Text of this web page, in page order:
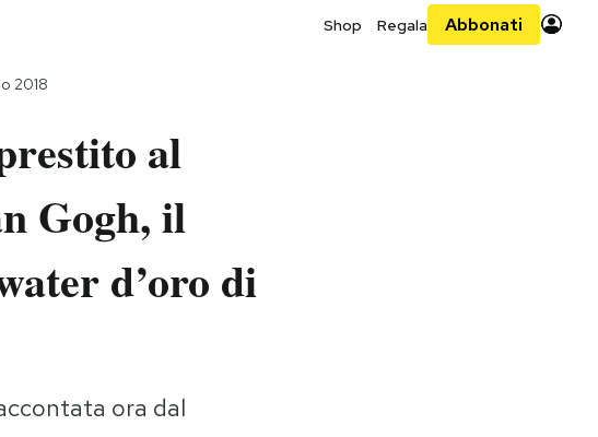
Shop Regala Abbonati
2018
al
Gogh, il
d’oro di
ora dal